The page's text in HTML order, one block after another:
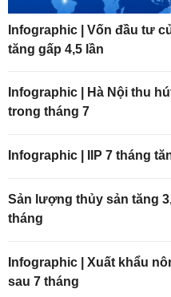
Infographic | Vốn đầu tư
tăng gấp 4,5 lần
Infographic | Hà Nội thu
trong tháng 7
Infographic | IIP 7 tháng
Sản lượng thủy sản tăng
tháng
Infographic | Xuất khẩu
sau 7 tháng